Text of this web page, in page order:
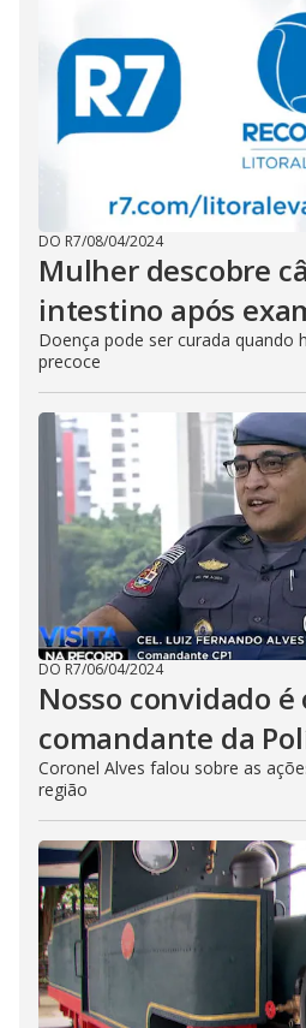
DO R7/08/04/2024
Mulher descobre
intestino após
Doença pode ser curada quando
precoce
DO R7/06/04/2024
Nosso convidado é
comandante da
Coronel Alves falou sobre as
região